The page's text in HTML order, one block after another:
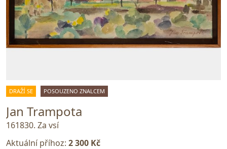
DRAŽÍ SE POSOUZENO ZNALCEM
Jan Trampota
161830. Za vsí
Aktuální příhoz: 2 300 Kč